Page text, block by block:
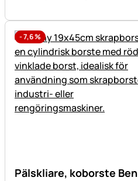
-7,6%
Pälskliare, koborste